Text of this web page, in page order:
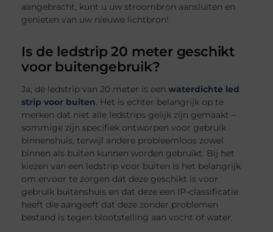
aangebracht, kunt u uw stroombron aansluiten en
genieten van uw nieuwe lichtbron!
Is de ledstrip 20 meter geschikt
voor buitengebruik?
Ja, de ledstrip van 20 meter is eenwaterdichte led
strip voor buiten. Het is echter belangrijk op te
merken dat niet alle ledstrips gelijk zijn gemaakt –
sommige zijn specifiek ontworpen voor gebruik
binnenshuis, terwijl andere probleemloos zowel
binnen als buiten kunnen worden gebruikt. Bij het
kiezen van een ledstrip voor buiten is het belangrijk
om ervoor te zorgen dat deze geschikt is voor
gebruik buitenshuis en dat deze een IP-classificatie
heeft die aangeeft dat deze zonder problemen
bestand is tegen blootstelling aan vocht of water.